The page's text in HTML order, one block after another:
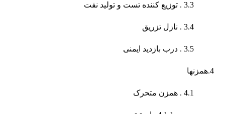
3.3 . توزیع کننده تست و تولید نفت
3.4 . نازل تزریق
3.5 . درب بازدید ایمنی
4.همزن­ها
4.1 . همزن متحرک